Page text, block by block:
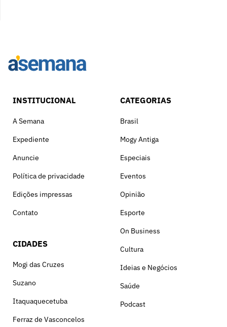
INSTITUCIONAL
A Semana
Expediente
Anuncie
Política de privacidade
Edições impressas
Contato
CIDADES
Mogi das Cruzes
Suzano
Itaquaquecetuba
Ferraz de Vasconcelos
CATEGORIAS
Brasil
Mogy Antiga
Especiais
Eventos
Opinião
Esporte
On Business
Cultura
Ideias e Negócios
Saúde
Podcast